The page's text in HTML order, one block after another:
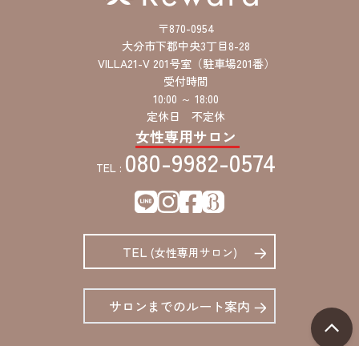
〒870-0954
大分市下郡中央3丁目8-28
VILLA21-V 201号室（駐車場201番）
受付時間
10:00 ～ 18:00
定休日 不定休
女性専用サロン
TEL : 080-9982-0574
TEL (女性専用サロン)
サロンまでのルート案内